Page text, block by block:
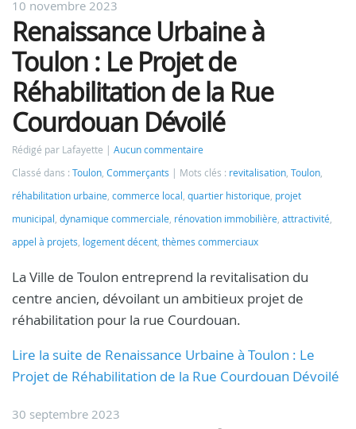
10 novembre 2023
Renaissance Urbaine à
Toulon : Le Projet de
Réhabilitation de la Rue
Courdouan Dévoilé
Rédigé par Lafayette
Aucun commentaire
Classé dans : Toulon, Commerçants Mots clés : revitalisation, Toulon,
réhabilitation urbaine, commerce local , quartier historique, projet
municipal , dynamique commerciale, rénovation immobilière, attractivité,
appel à projets, logement décent, thèmes commerciaux
La Ville de Toulon entreprend la revitalisation du
centre ancien, dévoilant un ambitieux projet de
réhabilitation pour la rue Courdouan.
Lire la suite de Renaissance Urbaine à Toulon : Le
Projet de Réhabilitation de la Rue Courdouan Dévoilé
30 septembre 2023